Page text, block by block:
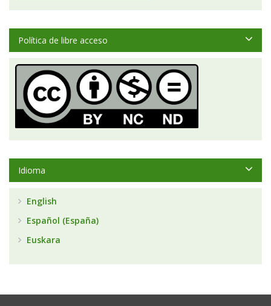
Política de libre acceso
Idioma
English
Español (España)
Euskara